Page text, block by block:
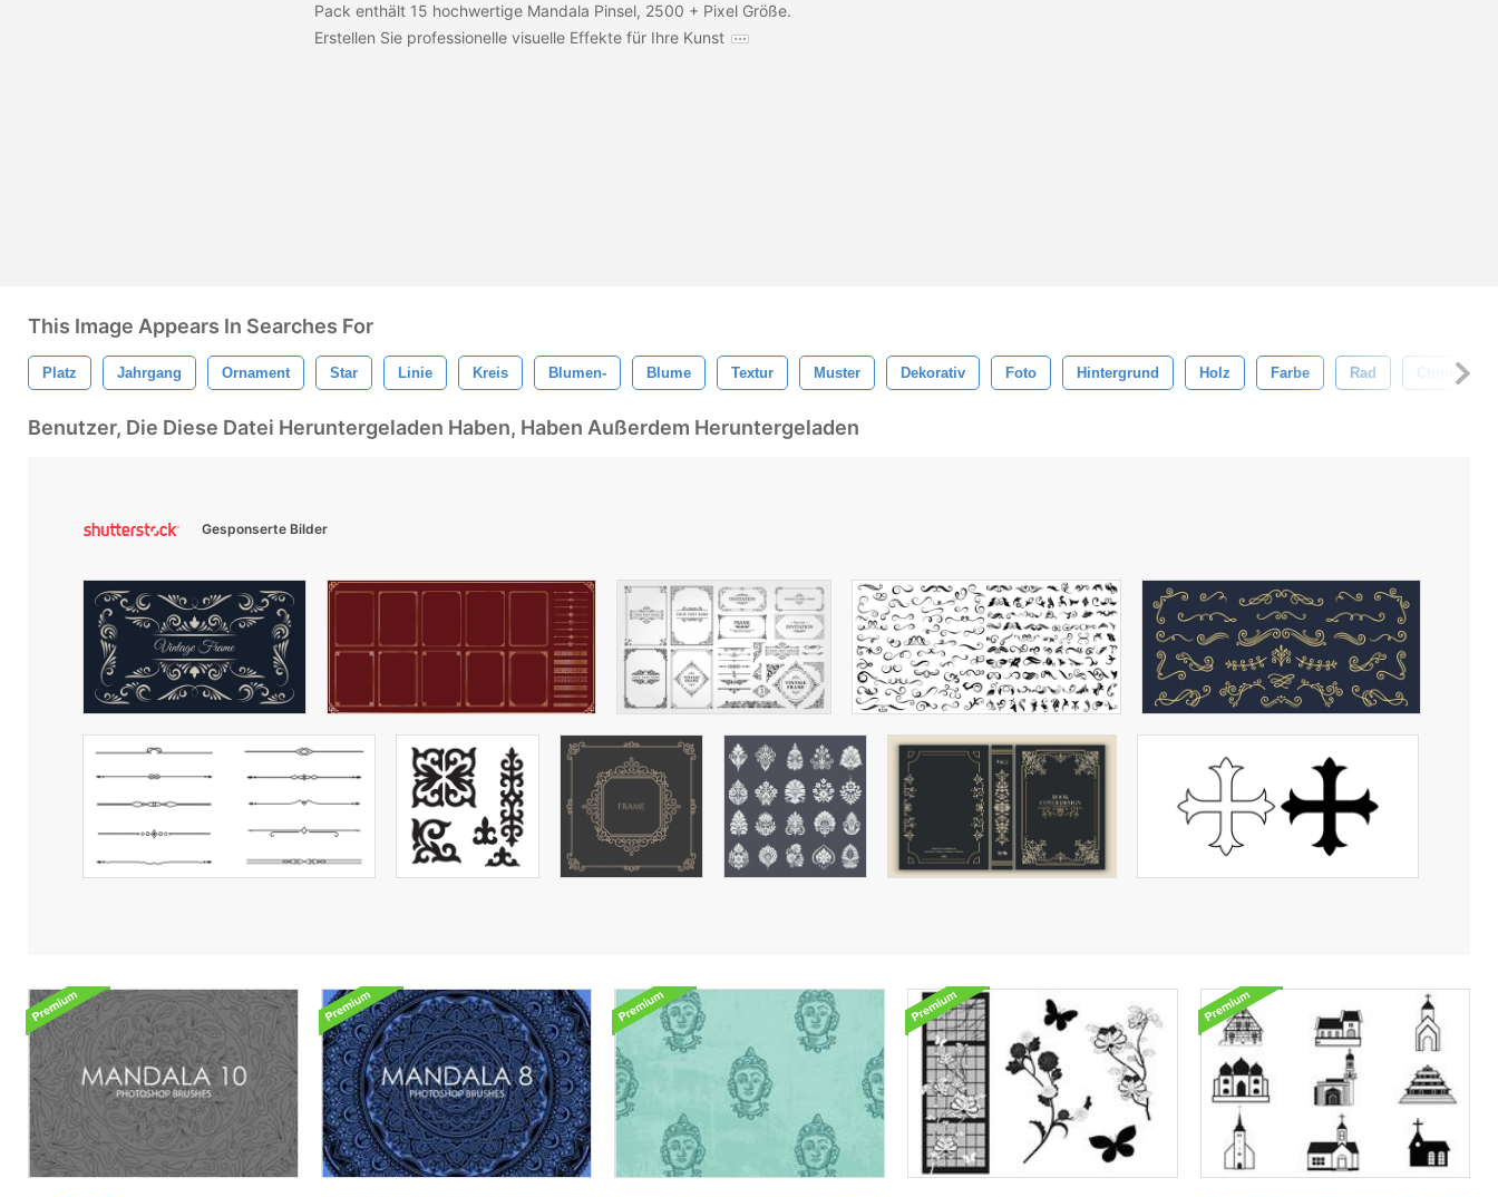
Pack enthält 15 hochwertige Mandala Pinsel, 2500 + Pixel Größe.
Erstellen Sie professionelle visuelle Effekte für Ihre Kunst
This Image Appears In Searches For
Platz Jahrgang Ornament Star Linie Kreis Blumen- Blume Textur Muster Dekorativ Foto Hintergrund Holz Farbe Rad Chinesisch
Benutzer, Die Diese Datei Heruntergeladen Haben, Haben Außerdem Heruntergeladen
Gesponserte Bilder